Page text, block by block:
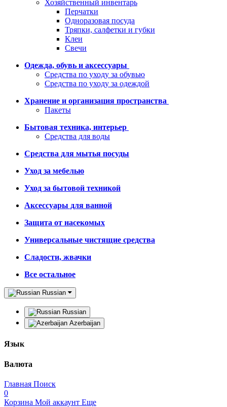
Хозяйственный инвентарь
Перчатки
Одноразовая посуда
Тряпки, салфетки и губки
Клеи
Свечи
Одежда, обувь и аксессуары
Средства по уходу за обувью
Средства по уходу за одеждой
Хранение и организация пространства
Пакеты
Бытовая техника, интерьер
Средства для воды
Средства для мытья посуды
Уход за мебелью
Уход за бытовой техникой
Аксессуары для ванной
Защита от насекомых
Универсальные чистящие средства
Сладости, жвачки
Все остальное
Russian
Russian
Azerbaijan
Язык
Валюта
Главная Поиск
0
Корзина Мой аккаунт Еще